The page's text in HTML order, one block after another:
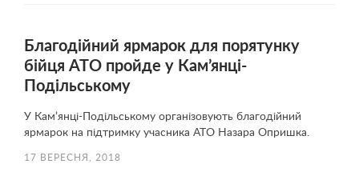
Благодійний ярмарок для порятунку
бійця АТО пройде у Кам’янці-
Подільському
У Кам’янці-Подільському організовують благодійний
ярмарок на підтримку учасника АТО Назара Опришка.
17 ВЕРЕСНЯ, 2018